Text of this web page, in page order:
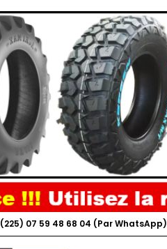
(225) 07 59 48 68 04 (Par WhatsApp)